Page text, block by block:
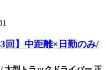
回】中距離×日勤のみ/